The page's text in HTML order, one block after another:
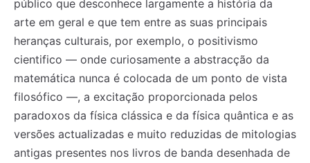
público que desconhece largamente a história da
arte em geral e que tem entre as suas principais
heranças culturais, por exemplo, o positivismo
cientifico — onde curiosamente a abstracção da
matemática nunca é colocada de um ponto de vista
filosófico —, a excitação proporcionada pelos
paradoxos da física clássica e da física quântica e as
versões actualizadas e muito reduzidas de mitologias
antigas presentes nos livros de banda desenhada de